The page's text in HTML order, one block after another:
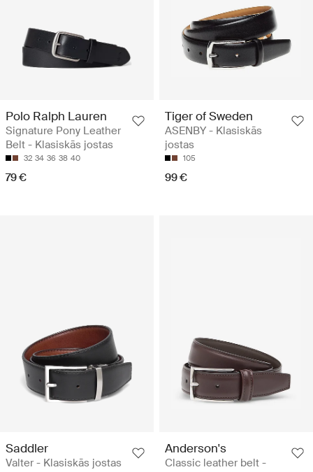
Polo Ralph Lauren
Signature Pony Leather
Belt - Klasiskās jostas
32 34 36 38 40
79 €
Tiger of Sweden
ASENBY - Klasiskās
jostas
105
99 €
Saddler
Valter - Klasiskās jostas
Anderson's
Classic leather belt -